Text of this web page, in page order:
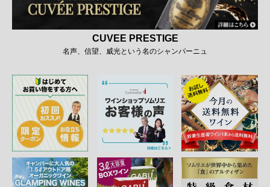
CUVEE PRESTIGE
名声、信望、威光という名のシャンパーニュ